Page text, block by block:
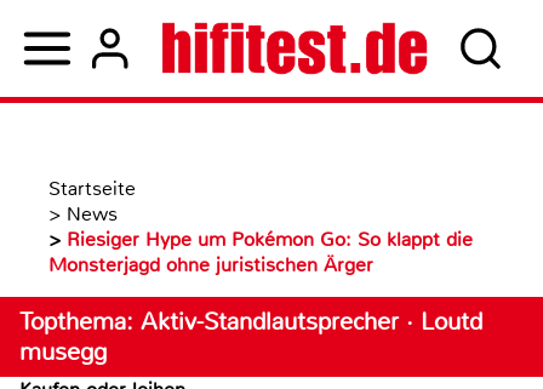
Startseite
> News
> Riesiger Hype um Pokémon Go: So klappt die
Monsterjagd ohne juristischen Ärger
Topthema: Aktiv-Standlautsprecher · Loutd
musegg